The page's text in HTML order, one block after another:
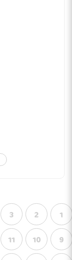
1
2
3
9
10
11